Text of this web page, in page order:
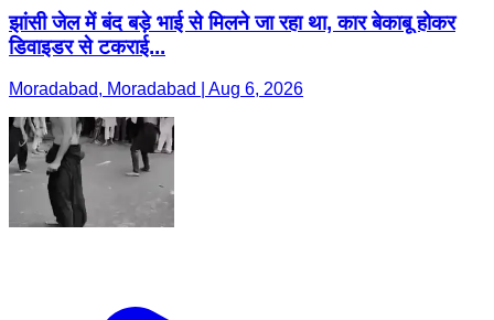
झांसी जेल में बंद बड़े भाई से मिलने जा रहा था, कार बेकाबू होकर
डिवाइडर से टकराई...
Moradabad, Moradabad | Aug 6, 2026